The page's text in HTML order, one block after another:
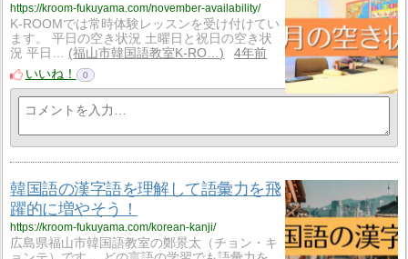
https://kroom-fukuyama.com/november-availability/
K-ROOMでは常時体験レッスンを受け付けてい
ます。 平日の空き状況 土曜日と祝日の空き状
況 平日…
福山市韓国語教室K-RO…
4年前
いいね！
0
韓国語の漢字語を理解して語彙力を飛
躍的に増やそう！
https://kroom-fukuyama.com/korean-kanji/
広島県福山市韓国語教室の鄭景太（チョン・キ